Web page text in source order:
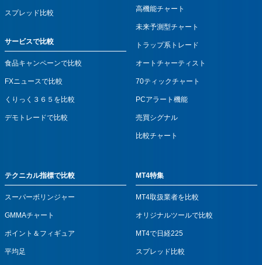
スプレッド比較
サービスで比較
食品キャンペーンで比較
FXニュースで比較
くりっく３６５を比較
デモトレードで比較
高機能チャート
未来予測型チャート
トラップ系トレード
オートチャーティスト
70ティックチャート
PCアラート機能
売買シグナル
比較チャート
テクニカル指標で比較
スーパーボリンジャー
GMMAチャート
ポイント＆フィギュア
平均足
MT4特集
MT4取扱業者を比較
オリジナルツールで比較
MT4で日経225
スプレッド比較